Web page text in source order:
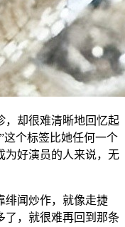
，却很难清晰地回忆起
这个标签比她任何一个
为好演员的人来说，无
绯闻炒作，就像走捷
了，就很难再回到那条